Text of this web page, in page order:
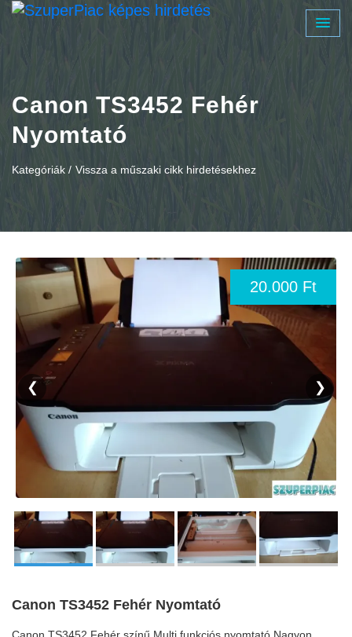
Canon TS3452 Fehér
Nyomtató
Kategóriák / Vissza a műszaki cikk hirdetésekhez
20.000 Ft
❮ ❯
Canon TS3452 Fehér Nyomtató